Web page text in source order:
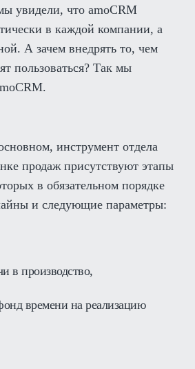
увидели, что amoCRM
в каждой компании, а
А зачем внедрять то, чем
пользоваться? Так мы
инструмент отдела
продаж присутствуют этапы
в обязательном порядке
и следующие параметры:
в производство,
времени на реализацию